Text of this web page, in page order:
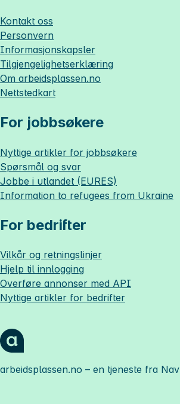
Kontakt oss
Personvern
Informasjonskapsler
Tilgjengelighetserklæring
Om arbeidsplassen.no
Nettstedkart
For jobbsøkere
Nyttige artikler for jobbsøkere
Spørsmål og svar
Jobbe i utlandet (EURES)
Information to refugees from Ukraine
For bedrifter
Vilkår og retningslinjer
Hjelp til innlogging
Overføre annonser med API
Nyttige artikler for bedrifter
arbeidsplassen.no – en tjeneste fra Nav